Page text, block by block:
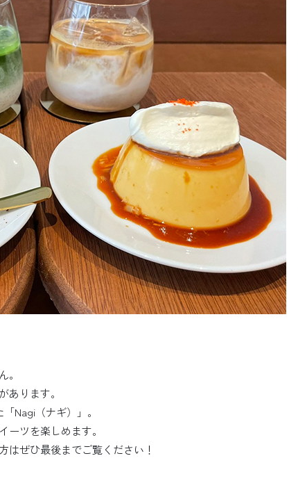
。
ります。
Nagi（ナギ）」。
ツを楽しめます。
はぜひ最後までご覧ください！